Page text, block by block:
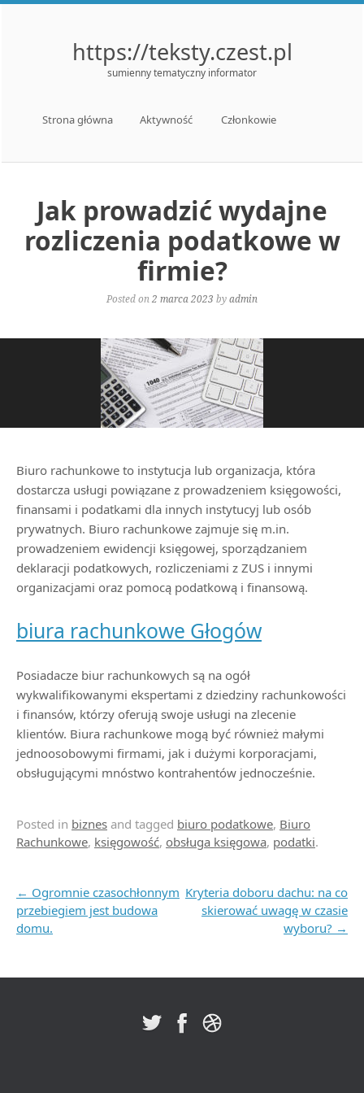
https://teksty.czest.pl
sumienny tematyczny informator
Skip to content
Strona główna Aktywność Członkowie
Jak prowadzić wydajne
rozliczenia podatkowe w
firmie?
Posted on 2 marca 2023 byadmin
Biuro rachunkowe to instytucja lub organizacja, która
dostarcza usługi powiązane z prowadzeniem księgowości,
finansami i podatkami dla innych instytucyj lub osób
prywatnych. Biuro rachunkowe zajmuje się m.in.
prowadzeniem ewidencji księgowej, sporządzaniem
deklaracji podatkowych, rozliczeniami z ZUS i innymi
organizacjami oraz pomocą podatkową i finansową.
biura rachunkowe Głogów
Posiadacze biur rachunkowych są na ogół
wykwalifikowanymi ekspertami z dziedziny rachunkowości
i finansów, którzy oferują swoje usługi na zlecenie
klientów. Biura rachunkowe mogą być również małymi
jednoosobowymi firmami, jak i dużymi korporacjami,
obsługującymi mnóstwo kontrahentów jednocześnie.
Posted in biznes and tagged biuro podatkowe, Biuro
Rachunkowe, księgowość, obsługa księgowa, podatki.
Post navigation
← Ogromnie czasochłonnym
przebiegiem jest budowa
domu.
Kryteria doboru dachu: na co
skierować uwagę w czasie
wyboru? →